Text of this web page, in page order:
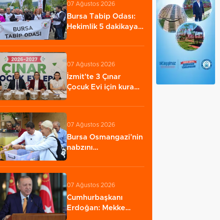
07 Ağustos 2026
Bursa Tabip Odası:
Hekimlik 5 dakikaya
07 Ağustos 2026
İzmit'te 3 Çınar
Çocuk Evi için kura
gerçekleştirildi…
07 Ağustos 2026
Bursa Osmangazi’nin
nabzını
07 Ağustos 2026
Cumhurbaşkanı
Erdoğan: Mekke